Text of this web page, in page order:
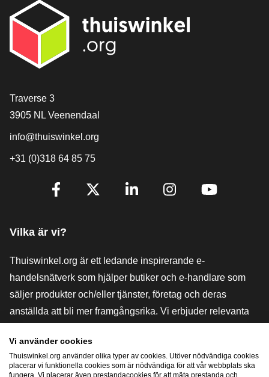
[_General:Contact]
Traverse 3
3905 NL Veenendaal
info@thuiswinkel.org
+31 (0)318 64 85 75
[_General:SocialMediaTitle]
Vilka är vi?
Thuiswinkel.org är ett ledande inspirerande e-
handelsnätverk som hjälper butiker och e-handlare som
säljer produkter och/eller tjänster, företag och deras
anställda att bli mer framgångsrika. Vi erbjuder relevanta
Thuiswinkel-recensioner, rättsliga medel och rådgivning,
stöd, marknadsundersökningar och vi har en egen
Vi använder cookies
Thuiswinkel.org använder olika typer av cookies. Utöver nödvändiga cookies
placerar vi funktionella cookies som är nödvändiga för att vår webbplats ska
fungera. Vi placerar även prestandacookies för att mäta prestanda och